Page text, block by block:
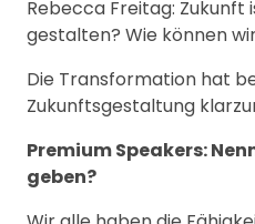
Rebecca Freitag:
gestalten? Wie können
Die Transformation hat
Zukunftsgestaltung
Premium Speakers:
geben?